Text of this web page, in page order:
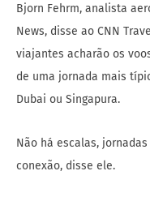
Bjorn Fehrm, analista
News, disse ao CNN
viajantes acharão os
de uma jornada mais
Dubai ou Singapura.
Não há escalas,
conexão, disse ele.